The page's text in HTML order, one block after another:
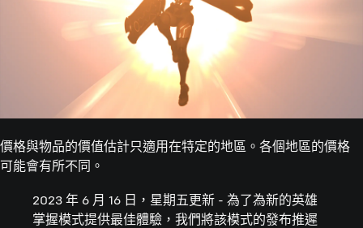
價格與物品的價值估計只適用在特定的地區。各個地區的價格
可能會有所不同。
2023 年 6 月 16 日，星期五更新 - 為了為新的英雄
掌握模式提供最佳體驗，我們將該模式的發布推遲